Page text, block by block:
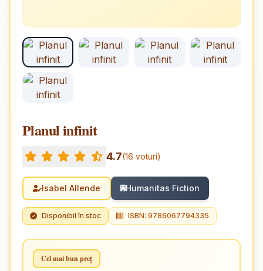
Planul infinit
4.7(16 voturi)
Isabel Allende Humanitas Fiction
Disponibil în stoc ISBN: 9786067794335
Cel mai bun preț